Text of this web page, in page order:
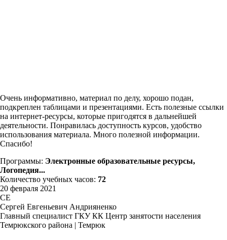
Очень информативно, материал по делу, хорошо подан,
подкреплен таблицами и презентациями. Есть полезные ссылки
на интернет-ресурсы, которые пригодятся в дальнейшей
деятельности. Понравилась доступность курсов, удобство
использования материала. Много полезной информации.
Спасибо!
Программы: Электронные образовательные ресурсы,
Логопедия...
Количество учебных часов: 72
20 февраля 2021
СЕ
Сергей Евгеньевич Андрияненко
Главный специалист ГКУ КК Центр занятости населения
Темрюкского района | Темрюк